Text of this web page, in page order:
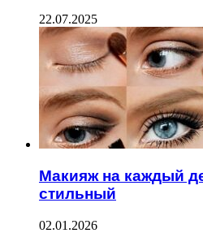
22.07.2025
Макияж на каждый
стильный
02.01.2026